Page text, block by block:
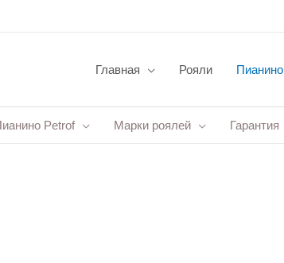
Главная Рояли Пианино
Petrof Марки роялей Гарантия